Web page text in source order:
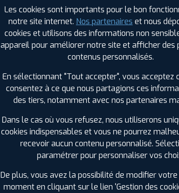
Hauteur :60
Diamètre :15
Charge :88
Vitesse :H
Bruit de roulement externe :71
Résistance au roulement :
Adhérence sur sol mouillé :A
Code EAN :3286341817614
Les cookies sont importants pour le bon
notre site internet. Nos partenaires et nous
cookies et utilisons des informations non
appareil pour améliorer notre site et afficher des
contenus personnalisés.
En sélectionnant "Tout accepter", vous acceptez
consentez à ce que nous partagions ces
des tiers, notamment avec nos partenaires
Dans le cas où vous refusez, nous utiliserons
cookies indispensables et vous ne pourrez
recevoir aucun contenu personnalisé.
paramétrer pour personnaliser vos
De plus, vous avez la possibilité de modifier
moment en cliquant sur le lien 'Gestion des